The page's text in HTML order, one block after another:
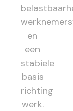
en
een
stabiele
basis
richting
werk.